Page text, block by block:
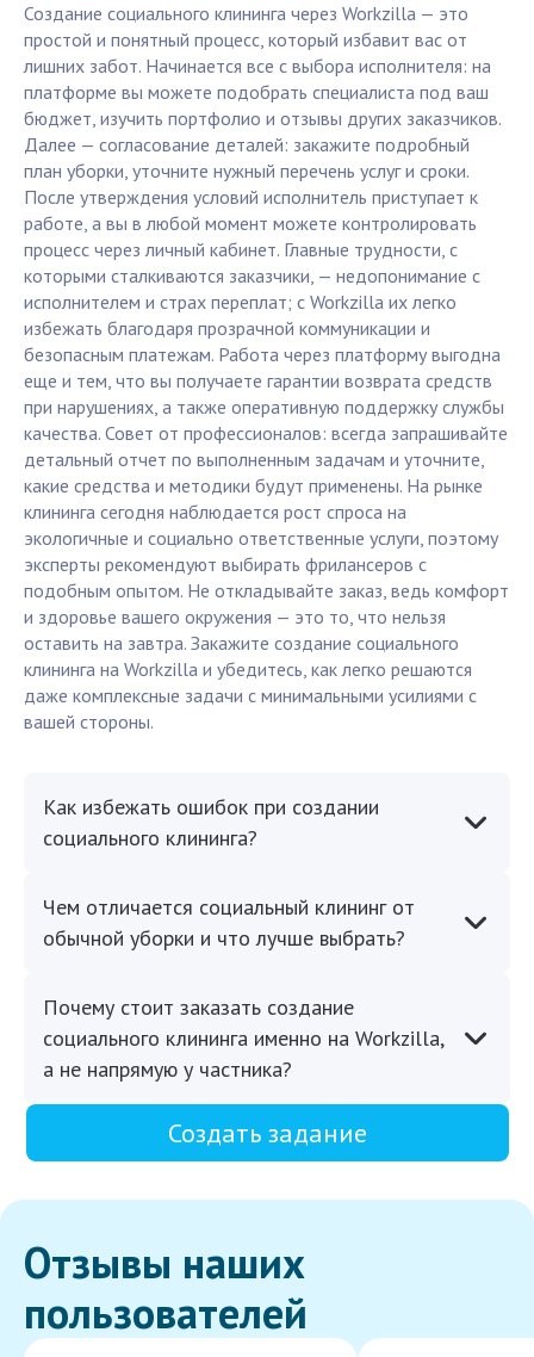
Создание социального клининга через Workzilla — это
простой и понятный процесс, который избавит вас от
лишних забот. Начинается все с выбора исполнителя: на
платформе вы можете подобрать специалиста под ваш
бюджет, изучить портфолио и отзывы других заказчиков.
Далее — согласование деталей: закажите подробный
план уборки, уточните нужный перечень услуг и сроки.
После утверждения условий исполнитель приступает к
работе, а вы в любой момент можете контролировать
процесс через личный кабинет. Главные трудности, с
которыми сталкиваются заказчики, — недопонимание с
исполнителем и страх переплат; с Workzilla их легко
избежать благодаря прозрачной коммуникации и
безопасным платежам. Работа через платформу выгодна
еще и тем, что вы получаете гарантии возврата средств
при нарушениях, а также оперативную поддержку службы
качества. Совет от профессионалов: всегда запрашивайте
детальный отчет по выполненным задачам и уточните,
какие средства и методики будут применены. На рынке
клининга сегодня наблюдается рост спроса на
экологичные и социально ответственные услуги, поэтому
эксперты рекомендуют выбирать фрилансеров с
подобным опытом. Не откладывайте заказ, ведь комфорт
и здоровье вашего окружения — это то, что нельзя
оставить на завтра. Закажите создание социального
клининга на Workzilla и убедитесь, как легко решаются
даже комплексные задачи с минимальными усилиями с
вашей стороны.
Как избежать ошибок при создании
социального клининга?
Чем отличается социальный клининг от
обычной уборки и что лучше выбрать?
Почему стоит заказать создание
социального клининга именно на Workzilla,
а не напрямую у частника?
Создать задание
Отзывы наших
пользователей